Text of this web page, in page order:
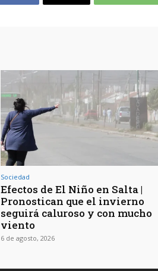
Sociedad
Efectos de El Niño en Salta |
Pronostican que el invierno
seguirá caluroso y con mucho
viento
6 de agosto, 2026